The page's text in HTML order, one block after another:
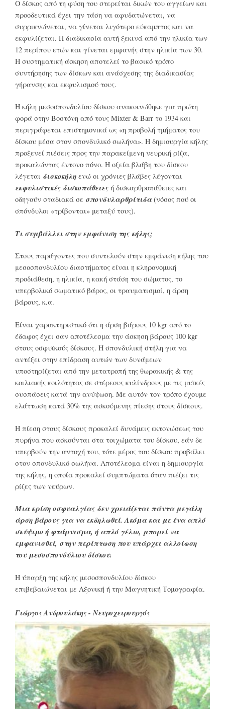
Ο δίσκος από τη φύση του στερείται δικών του αγγείων και
προοδευτικά έχει την τάση να αφυδατώνεται, να
συρρικνώνεται, να γίνεται λιγότερο εύκαμπτος και να
εκφυλίζεται. Η διαδικασία αυτή ξεκινά από την ηλικία των
12 περίπου ετών και γίνεται εμφανής στην ηλικία των 30.
Η συστηματική άσκηση αποτελεί το βασικό τρόπο
συντήρησης των δίσκων και ανάσχεσης της διαδικασίας
γήρανσης και εκφυλισμού τους.
Η κήλη μεσοσπονδυλίου δίσκου ανακοινώθηκε για πρώτη
φορά στην Βοστόνη από τους Mixter & Barr το 1934 και
περιγράφεται επιστημονικά ως «η προβολή τμήματος του
δίσκου μέσα στον σπονδυλικό σωλήνα». Η δημιουργία κήλης
προξενεί πιέσεις προς την παρακείμενη νευρική ρίζα,
προκαλώντας έντονο πόνο. Η οξεία βλάβη του δίσκου
λέγεται δισκοκήλη ενώ οι χρόνιες βλάβες λέγονται
εκφυλιστικές δισκοπάθειεςή δισκαρθροπάθειες και
οδηγούν σταδιακά σε σπονδυλαρθρίτιδα(νόσος πού οι
σπόνδυλοι «τρίβονται» μεταξύ τους).
Τι συμβάλλει στην εμφάνιση της κήλης;
Στους παράγοντες που συντελούν στην εμφάνιση κήλης του
μεσοσπονδυλίου διαστήματος είναι η κληρονομική
προδιάθεση, η ηλικία, η κακή στάση του σώματος, το
υπερβολικό σωματικό βάρος, οι τραυματισμοί, η άρση
βάρους, κ.α.
Είναι χαρακτηριστικό ότι η άρση βάρους 10 kgr από το
έδαφος έχει σαν αποτέλεσμα την άσκηση βάρους 100 kgr
στους οσφυϊκούς δίσκους. Η σπονδυλική στήλη για να
αντέξει στην επίδραση αυτών των δυνάμεων
υποστηρίζεται από την μετατροπή της θωρακικής & της
κοιλιακής κοιλότητας σε στέρεους κυλίνδρους με τις μυϊκές
συσπάσεις κατά την ανύψωση. Με αυτόν τον τρόπο έχουμε
ελάττωση κατά 30% της ασκούμενης πίεσης στους δίσκους.
Η πίεση στους δίσκους προκαλεί δυνάμεις εκτονώσεως του
πυρήνα που ασκούνται στα τοιχώματα του δίσκου, εάν δε
υπερβούν την αντοχή του, τότε μέρος του δίσκου προβάλει
στον σπονδυλικό σωλήνα. Αποτέλεσμα είναι η δημιουργία
της κήλης, η οποία προκαλεί συμπτώματα όταν πιέζει τις
ρίζες των νεύρων.
Μια κρίση οσφυαλγίας δεν χρειάζεται πάντα μεγάλη
άρση βάρους για να εκδηλωθεί. Ακόμα και με ένα απλό
σκύψιμο ή φτάρνισμα, ή απλό γέλιο, μπορεί να
εμφανισθεί, στην περίπτωση που υπάρχει αλλοίωση
του μεσοσπονδύλιου δίσκου.
Η ύπαρξη της κήλης μεσοσπονδυλίου δίσκου
επιβεβαιώνεται με Αξονική ή την Μαγνητική Τομογραφία.
Γιώργος Ανδρουλάκης - Νευροχειρουργός